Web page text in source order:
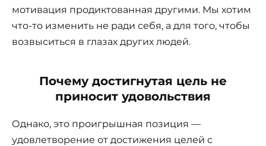
мотивация продиктованная другими. Мы хотим
что-то изменить не ради себя, а для того, чтобы
возвыситься в глазах других людей.
Почему достигнутая цель не
приносит удовольствия
Однако, это проигрышная позиция —
удовлетворение от достижения целей с